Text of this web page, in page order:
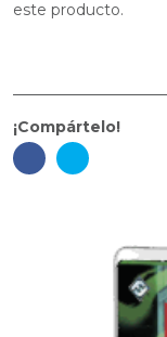
este producto.
¡Compártelo!